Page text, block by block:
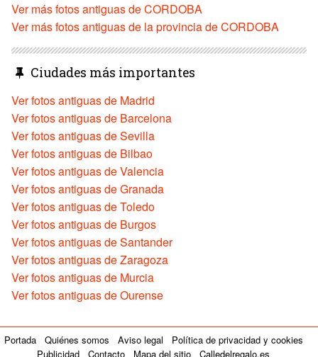
Ver más fotos antiguas de CORDOBA
Ver más fotos antiguas de la provincia de CORDOBA
Ciudades más importantes
Ver fotos antiguas de Madrid
Ver fotos antiguas de Barcelona
Ver fotos antiguas de Sevilla
Ver fotos antiguas de Bilbao
Ver fotos antiguas de Valencia
Ver fotos antiguas de Granada
Ver fotos antiguas de Toledo
Ver fotos antiguas de Burgos
Ver fotos antiguas de Santander
Ver fotos antiguas de Zaragoza
Ver fotos antiguas de Murcia
Ver fotos antiguas de Ourense
Portada Quiénes somos Aviso legal
Política de privacidad y cookies
Publicidad
Contacto Mapa del sitio Calledelregalo.es